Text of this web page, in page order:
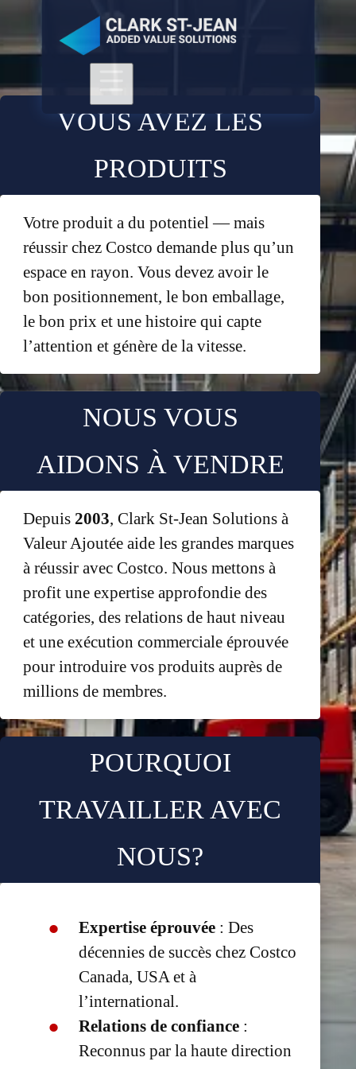
VOUS AVEZ LES
PRODUITS
Votre produit a du potentiel — mais
réussir chez Costco demande plus qu’un
espace en rayon. Vous devez avoir le
bon positionnement, le bon emballage,
le bon prix et une histoire qui capte
l’attention et génère de la vitesse.
NOUS VOUS
AIDONS À VENDRE
Depuis2003, Clark St-Jean Solutions à
Valeur Ajoutée aide les grandes marques
à réussir avec Costco. Nous mettons à
profit une expertise approfondie des
catégories, des relations de haut niveau
et une exécution commerciale éprouvée
pour introduire vos produits auprès de
millions de membres.
POURQUOI
TRAVAILLER AVEC
NOUS?
Expertise éprouvée: Des
décennies de succès chez Costco
Canada, USA et à
l’international.
Relations de confiance:
Reconnus par la haute direction